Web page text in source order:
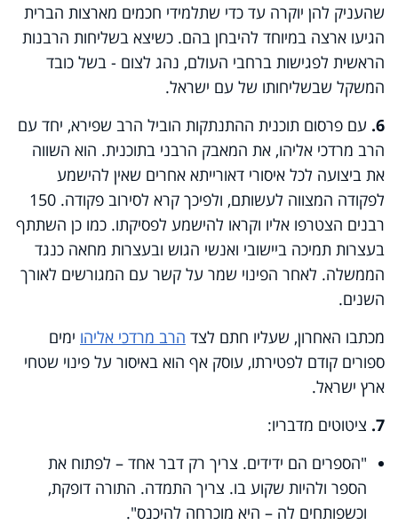
שהעניק להן יוקרה עד כדי שתלמידי חכמים מארצות הברית
הגיעו ארצה במיוחד להיבחן בהם. כשיצא בשליחות הרבנות
הראשית לפגישות ברחבי העולם, נהג לצום - בשל כובד
המשקל שבשליחותו של עם ישראל.
6. עם פרסום תוכנית ההתנתקות הוביל הרב שפירא, יחד עם
הרב מרדכי אליהו, את המאבק הרבני בתוכנית. הוא השווה
את ביצועה לכל איסורי דאורייתא אחרים שאין להישמע
לפקודה המצווה לעשותם, ולפיכך קרא לסירוב פקודה. 150
רבנים הצטרפו אליו וקראו להישמע לפסיקתו. כמו כן השתתף
בעצרות תמיכה ביישובי ואנשי הגוש ובעצרות מחאה כנגד
הממשלה. לאחר הפינוי שמר על קשר עם המגורשים לאורך
השנים.
מכתבו האחרון, שעליו חתם לצד הרב מרדכי אליהו ימים
ספורים קודם לפטירתו, עוסק אף הוא באיסור על פינוי שטחי
ארץ ישראל.
7. ציטוטים מדבריו:
"הספרים הם ידידים. צריך רק דבר אחד – לפתוח את
הספר ולהיות שקוע בו. צריך התמדה. התורה דופקת,
וכשפותחים לה – היא מוכרחה להיכנס".